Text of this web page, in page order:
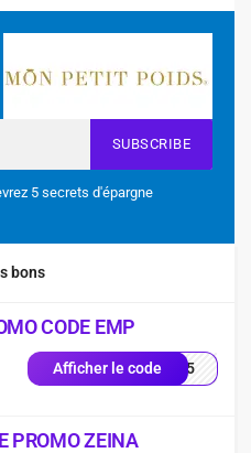
SUBSCRIBE
5 secrets d'épargne
bons
CODE EMP
Afficher le codees15
PROMO ZEINA